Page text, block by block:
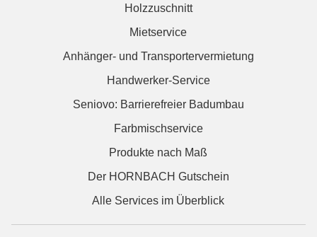
Holzzuschnitt
Mietservice
Anhänger- und Transportervermietung
Handwerker-Service
Seniovo: Barrierefreier Badumbau
Farbmischservice
Produkte nach Maß
Der HORNBACH Gutschein
Alle Services im Überblick